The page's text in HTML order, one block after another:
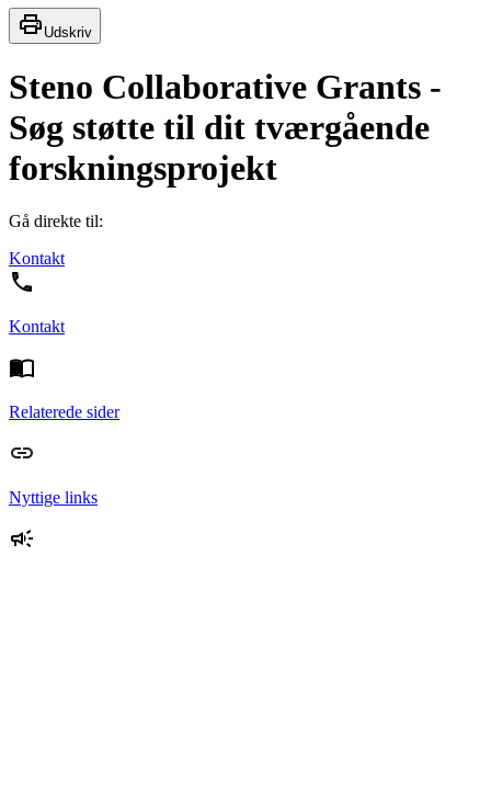
Udskriv
Steno Collaborative Grants -
Søg støtte til dit tværgående
forskningsprojekt
Gå direkte til:
Kontakt
Kontakt
Relaterede sider
Nyttige links